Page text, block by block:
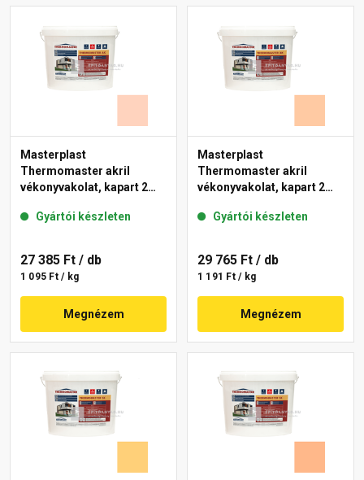
Masterplast
Thermomaster akril
vékonyvakolat, kapart 2
Gyártói készleten
27 385 Ft / db
1 095 Ft / kg
Megnézem
Masterplast
Thermomaster akril
vékonyvakolat, kapart 2
Gyártói készleten
29 765 Ft / db
1 191 Ft / kg
Megnézem